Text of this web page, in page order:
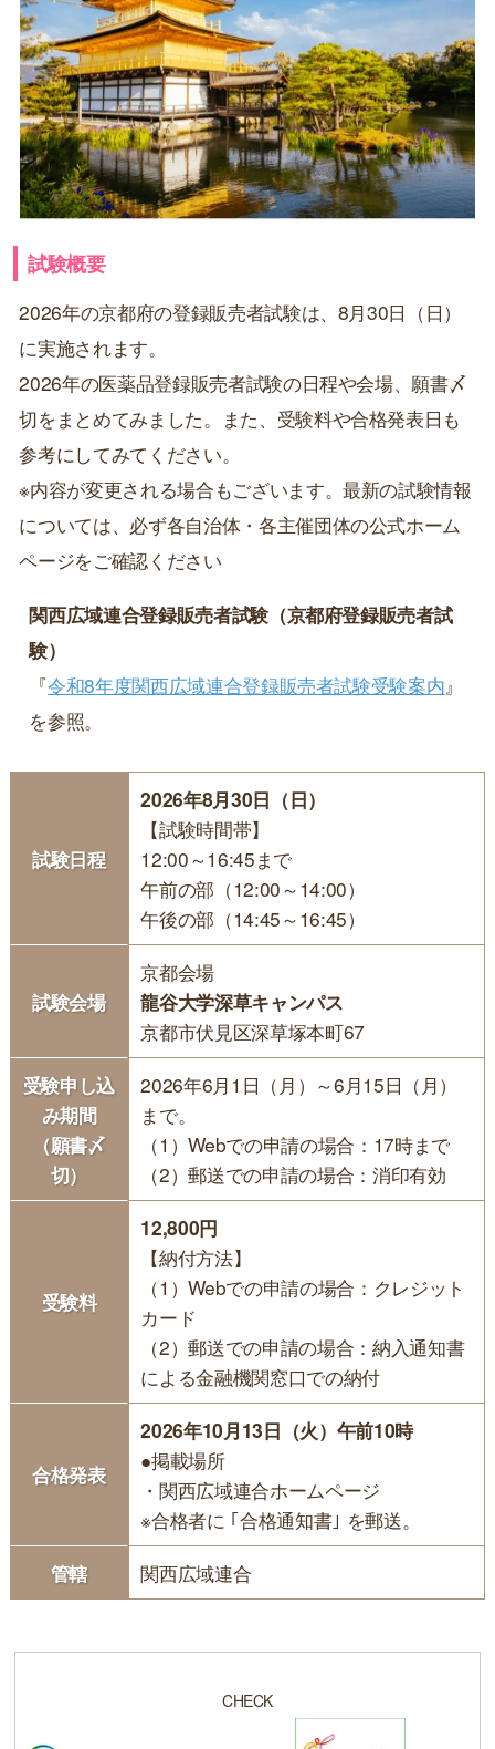
試験概要
2026年の京都府の登録販売者試験は、8月30日（日）
に実施されます。
2026年の医薬品登録販売者試験の日程や会場、願書〆
切をまとめてみました。また、受験料や合格発表日も
参考にしてみてください。
※内容が変更される場合もございます。最新の試験情報
については、必ず各自治体・各主催団体の公式ホーム
ページをご確認ください
関西広域連合登録販売者試験（京都府登録販売者試
験）
『令和8年度関西広域連合登録販売者試験受験案内』
を参照。
試験日程
2026年8月30日（日）
【試験時間帯】
12:00～16:45まで
午前の部（12:00～14:00）
午後の部（14:45～16:45）
試験会場
京都会場
龍谷大学深草キャンパス
京都市伏見区深草塚本町67
受験申し込
み期間
（願書〆
切）
2026年6月1日（月）～6月15日（月）
まで。
（1）Webでの申請の場合：17時まで
（2）郵送での申請の場合：消印有効
受験料
12,800円
【納付方法】
（1）Webでの申請の場合：クレジット
カード
（2）郵送での申請の場合：納入通知書
による金融機関窓口での納付
合格発表
2026年10月13日（火）午前10時
●掲載場所
・関西広域連合ホームページ
※合格者に ｢合格通知書｣ を郵送。
管轄
関西広域連合
CHECK